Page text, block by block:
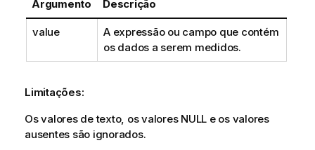
Argumento Descrição
value
A expressão ou campo que contém
os dados a serem medidos.
Limitações:
Os valores de texto, os valores NULL e os valores
ausentes são ignorados.